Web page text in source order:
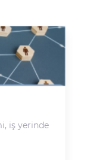
iş yerinde